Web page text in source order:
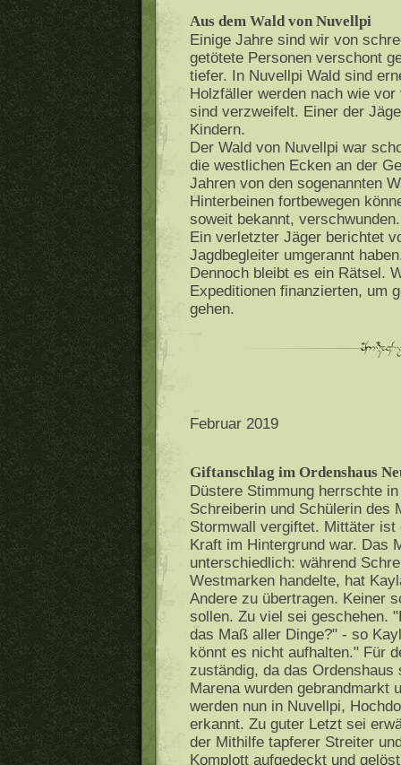
Aus dem Wald von Nuvellpi
Einige Jahre sind wir von
getötete Personen verschont
tiefer. In Nuvellpi Wald sind
Holzfäller werden nach wie
sind verzweifelt. Einer der
Kindern.
Der Wald von Nuvellpi war
die westlichen Ecken an der
Jahren von den sogenannten
Hinterbeinen fortbewegen
soweit bekannt, verschwunden.
Ein verletzter Jäger berichtet
Jagdbegleiter umgerannt
Dennoch bleibt es ein Rätsel.
Expeditionen finanzierten, um
gehen.
Februar 2019
Giftanschlag im Ordenshaus
Düstere Stimmung herrschte
Schreiberin und Schülerin des
Stormwall vergiftet. Mittäter ist
Kraft im Hintergrund war. Das
unterschiedlich: während
Westmarken handelte, hat
Andere zu übertragen. Keiner
sollen. Zu viel sei geschehen.
das Maß aller Dinge?" - so
könnt es nicht aufhalten." Für
zuständig, da das
Marena wurden gebrandmarkt
werden nun in Nuvellpi,
erkannt. Zu guter Letzt sei
der Mithilfe tapferer Streiter
Komplott aufgedeckt und